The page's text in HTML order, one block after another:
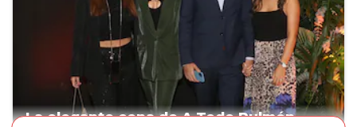
La elegante cena de A Todo Pulmón